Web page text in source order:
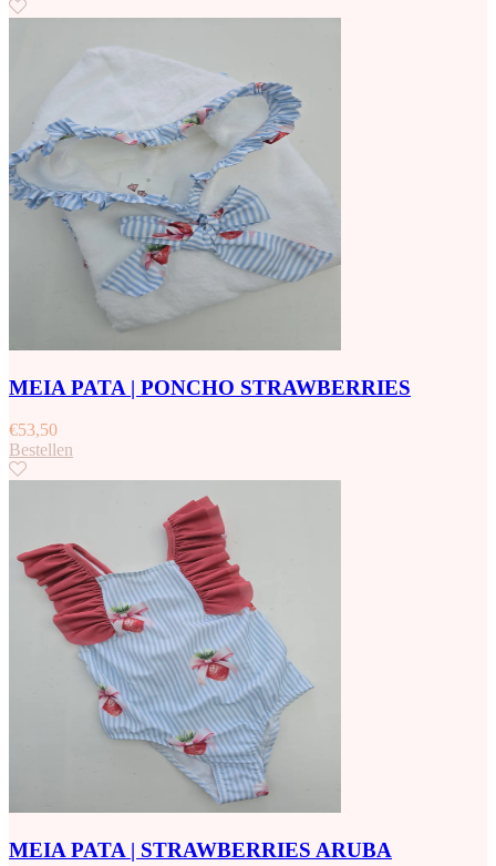
MEIA PATA | PONCHO STRAWBERRIES
€53,50
Bestellen
MEIA PATA | STRAWBERRIES ARUBA